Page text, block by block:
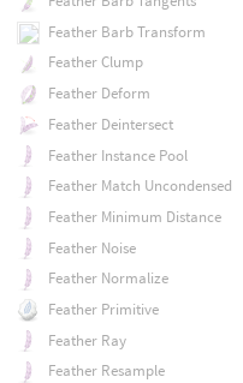
Feather Barb Transform
Feather Clump
Feather Deform
Feather Deintersect
Feather Instance Pool
Feather Match Uncondensed
Feather Minimum Distance
Feather Noise
Feather Normalize
Feather Primitive
Feather Ray
Feather Resample